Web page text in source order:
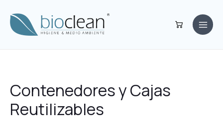
contenido
Contenedores y Cajas
Reutilizables